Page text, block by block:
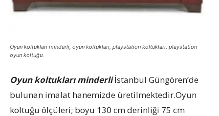
Oyun koltukları minderli, oyun koltukları, playstation koltukları, playstation
oyun koltuğu.
Oyun koltukları minderliİstanbul Güngören’de
bulunan imalat hanemizde üretilmektedir.Oyun
koltuğu ölçüleri; boyu 130 cm derinliği 75 cm